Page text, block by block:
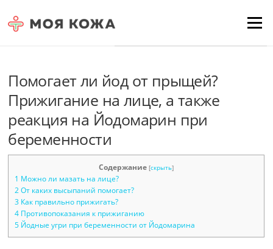
Menu
Помогает ли йод от прыщей?
Прижигание на лице, а также
реакция на Йодомарин при
беременности
Содержание [скрыть]
1 Можно ли мазать на лице?
2 От каких высыпаний помогает?
3 Как правильно прижигать?
4 Противопоказания к прижиганию
5 Йодные угри при беременности от Йодомарина
Для любых предложений по